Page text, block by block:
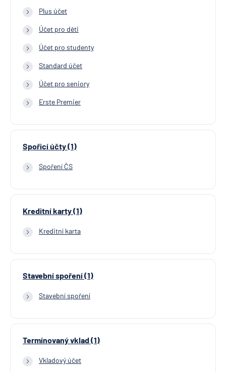
Plus účet
Účet pro děti
Účet pro studenty
Standard účet
Účet pro seniory
Erste Premier
Spořicí účty (1)
Spoření ČS
Kreditní karty (1)
Kreditní karta
Stavební spoření (1)
Stavební spoření
Termínovaný vklad (1)
Vkladový účet